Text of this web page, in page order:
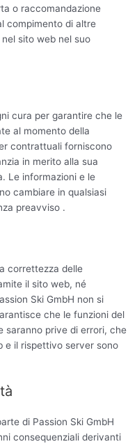
o raccomandazione
compimento di altre
sito web nel suo
cura per garantire che le
al momento della
contrattuali forniscono
in merito alla sua
Le informazioni e le
cambiare in qualsiasi
preavviso .
correttezza delle
il sito web, né
Ski GmbH non si
che le funzioni del
saranno prive di errori, che
e il rispettivo server sono
di Passion Ski GmbH
consequenziali derivanti